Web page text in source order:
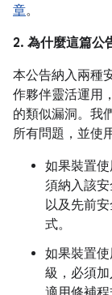
章。
2. 為什麼這篇公
本公告納入兩種
作夥伴靈活運用
的類似漏洞。我
所有問題，並使
如果裝置
須納入該
以及先前
式。
如果裝置
級，必須